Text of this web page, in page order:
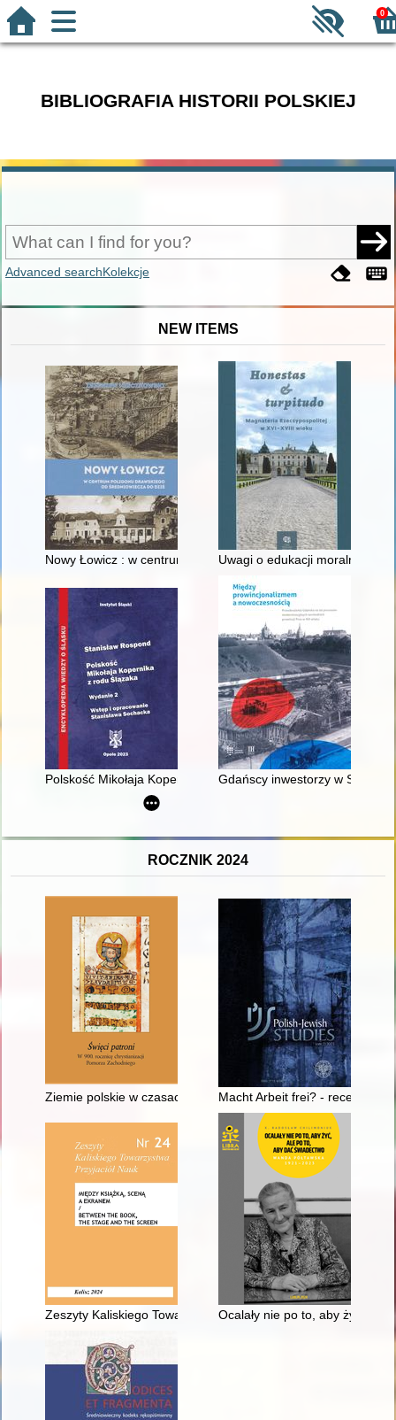
0
BIBLIOGRAFIA HISTORII POLSKIEJ
Advanced searchKolekcje
NEW ITEMS
Nowy Łowicz : w centrum poligonu drawskiego od
Uwagi o edukacji moralnej
Polskość Mikołaja Kopernika z rodu Ślązaka
Gdańscy inwestorzy w
ROCZNIK 2024
Ziemie polskie w czasach działalności Patronów Polski i
Macht Arbeit frei? - recenzja]
Zeszyty Kaliskiego Towarzystwa Przyjaciół Nauk. Nr 24 (2024),
Ocalały nie po to, aby żyć, ale